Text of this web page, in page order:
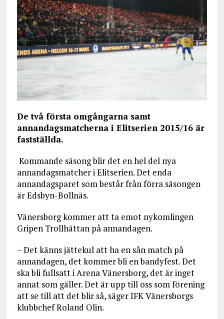
De två första omgångarna samt
annandagsmatcherna i Elitserien 2015/16 är
fastställda.
Kommande säsong blir det en hel del nya
annandagsmatcher i Elitserien. Det enda
annandagsparet som består från förra säsongen
är Edsbyn-Bollnäs.
Vänersborg kommer att ta emot nykomlingen
Gripen Trollhättan på annandagen.
– Det känns jättekul att ha en sån match på
annandagen, det kommer bli en bandyfest. Det
ska bli fullsatt i Arena Vänersborg, det är inget
annat som gäller. Det är upp till oss som förening
att se till att det blir så, säger IFK Vänersborgs
klubbchef Roland Olin.